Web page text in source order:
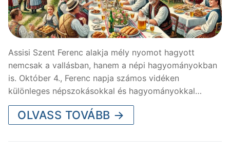
Assisi Szent Ferenc alakja mély nyomot hagyott
nemcsak a vallásban, hanem a népi hagyományokban
is. Október 4., Ferenc napja számos vidéken
különleges népszokásokkal és hagyományokkal…
OLVASS TOVÁBB →